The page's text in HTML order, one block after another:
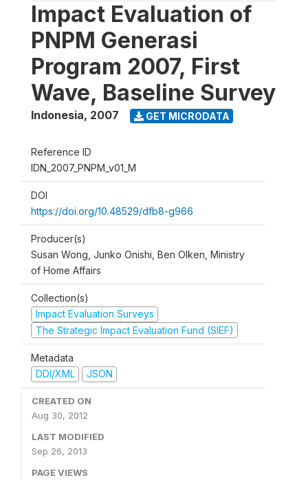
Impact Evaluation of
PNPM Generasi
Program 2007, First
Wave, Baseline Survey
Indonesia, 2007 GET MICRODATA
Reference ID
IDN_2007_PNPM_v01_M
DOI
https://doi.org/10.48529/dfb8-g966
Producer(s)
Susan Wong, Junko Onishi, Ben Olken, Ministry
of Home Affairs
Collection(s)
Impact Evaluation Surveys
The Strategic Impact Evaluation Fund (SIEF)
Metadata
DDI/XML
JSON
CREATED ON
Aug 30, 2012
LAST MODIFIED
Sep 26, 2013
PAGE VIEWS